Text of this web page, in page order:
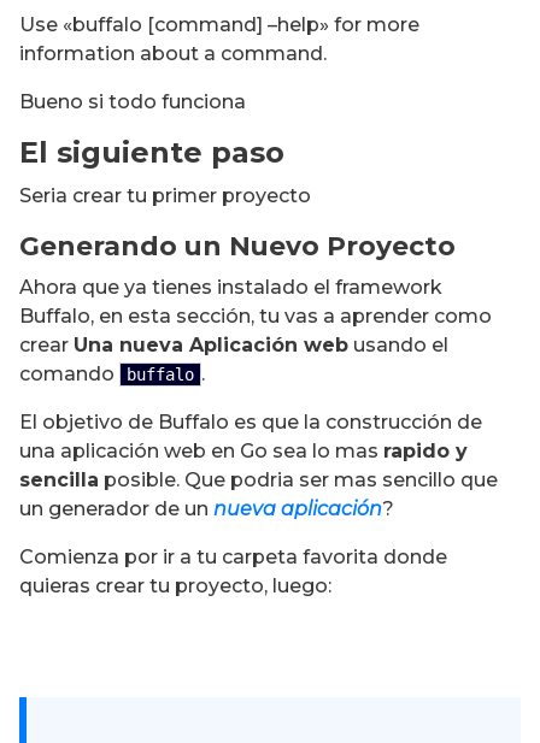
Use «buffalo [command] –help» for more
information about a command.
Bueno si todo funciona
El siguiente paso
Seria crear tu primer proyecto
Generando un Nuevo Proyecto
Ahora que ya tienes instalado el framework
Buffalo, en esta sección, tu vas a aprender como
crear Una nueva Aplicación web usando el
comando
buffalo .
El objetivo de Buffalo es que la construcción de
una aplicación web en Go sea lo mas rapido y
sencilla posible. Que podria ser mas sencillo que
un generador de un nueva aplicación?
Comienza por ir a tu carpeta favorita donde
quieras crear tu proyecto, luego: